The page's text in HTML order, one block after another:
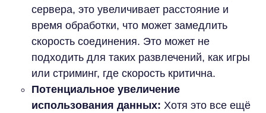
сервера, это увеличивает расстояние и
время обработки, что может замедлить
скорость соединения. Это может не
подходить для таких развлечений, как игры
или стриминг, где скорость критична.
Потенциальное увеличение
использования данных: Хотя это все ещё